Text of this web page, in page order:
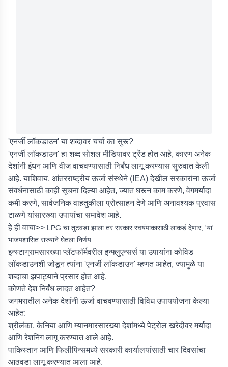
'एनर्जी लॉकडाउन' या शब्दावर चर्चा का सुरू?
'एनर्जी लॉकडाउन' हा शब्द सोशल मीडियावर ट्रेंड होत आहे, कारण अनेक
देशांनी इंधन आणि वीज वाचवण्यासाठी निर्बंध लागू करण्यास सुरुवात केली
आहे. याशिवाय, आंतरराष्ट्रीय ऊर्जा संस्थेने (IEA) देखील सरकारांना ऊर्जा
संवर्धनासाठी काही सूचना दिल्या आहेत, ज्यात घरून काम करणे, वेगमर्यादा
कमी करणे, सार्वजनिक वाहतुकीला प्रोत्साहन देणे आणि अनावश्यक प्रवास
टाळणे यांसारख्या उपायांचा समावेश आहे.
हे ही वाचा>> LPG चा तुटवडा झाला तर सरकार स्वयंपाकासाठी लाकडं देणार, 'या'
भाजपशासित राज्याने घेतला निर्णय
इन्स्टाग्रामसारख्या प्लॅटफॉर्मवरील इन्फ्लुएन्सर्स या उपायांना कोविड
लॉकडाउनशी जोडून त्यांना 'एनर्जी लॉकडाउन' म्हणत आहेत, ज्यामुळे या
शब्दाचा झपाट्याने प्रसार होत आहे.
कोणते देश निर्बंध लादत आहेत?
जगभरातील अनेक देशांनी ऊर्जा वाचवण्यासाठी विविध उपाययोजना केल्या
आहेत:
श्रीलंका, केनिया आणि म्यानमारसारख्या देशांमध्ये पेट्रोल खरेदीवर मर्यादा
आणि रेशनिंग लागू करण्यात आले आहे.
पाकिस्तान आणि फिलीपिन्समध्ये सरकारी कार्यालयांसाठी चार दिवसांचा
आठवडा लागू करण्यात आला आहे.